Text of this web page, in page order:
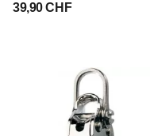
39,90 CHF